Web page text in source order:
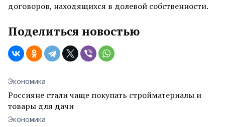
договоров, находящихся в долевой собственности.
Поделиться новостью
Экономика
Россияне стали чаще покупать стройматериалы и
товары для дачи
Экономика